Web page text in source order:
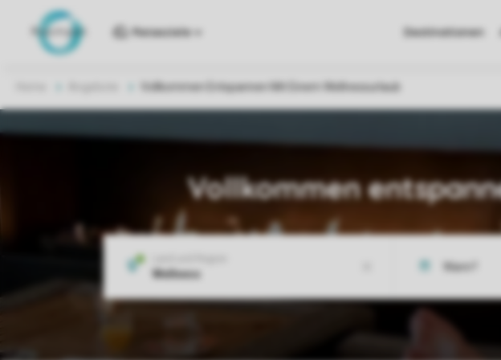
Reiseziele Destinationen
Vollkommen Entspannen Mit Einem Wellnessurlaub